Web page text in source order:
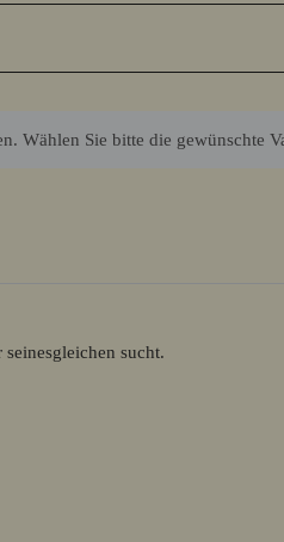
Wählen Sie bitte die gewünschte
sucht.